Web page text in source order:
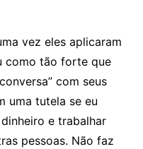
vez eles aplicaram
como tão forte que
com seus
uma tutela se eu
e trabalhar
pessoas. Não faz